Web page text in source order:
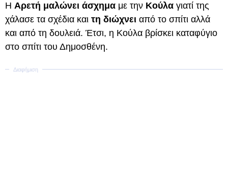
Η Αρετή μαλώνει άσχημα με την Κούλα γιατί της
χάλασε τα σχέδια και τη διώχνει από το σπίτι αλλά
και από τη δουλειά. Έτσι, η Κούλα βρίσκει καταφύγιο
στο σπίτι του Δημοσθένη.